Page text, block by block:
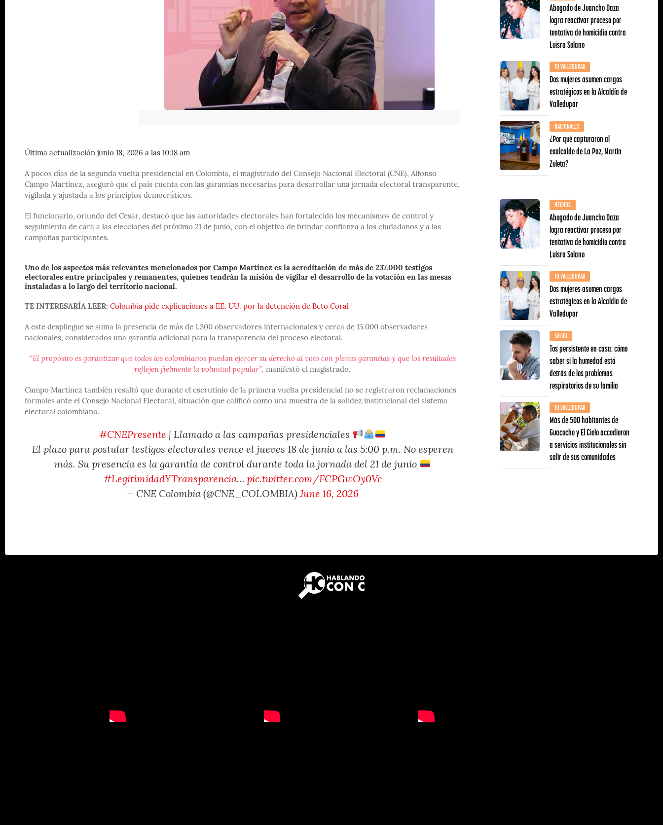
Última actualización junio 18, 2026 a las 10:18 am
A pocos días de la segunda vuelta presidencial en Colombia, el magistrado del Consejo Nacional Electoral (CNE), Alfonso
Campo Martínez, aseguró que el país cuenta con las garantías necesarias para desarrollar una jornada electoral transparente,
vigilada y ajustada a los principios democráticos.
El funcionario, oriundo del Cesar, destacó que las autoridades electorales han fortalecido los mecanismos de control y
seguimiento de cara a las elecciones del próximo 21 de junio, con el objetivo de brindar confianza a los ciudadanos y a las
campañas participantes.
Uno de los aspectos más relevantes mencionados por Campo Martínez es la acreditación de más de 237.000 testigos
electorales entre principales y remanentes, quienes tendrán la misión de vigilar el desarrollo de la votación en las mesas
instaladas a lo largo del territorio nacional.
TE INTERESARÍA LEER: Colombia pide explicaciones a EE. UU. por la detención de Beto Coral
A este despliegue se suma la presencia de más de 1.300 observadores internacionales y cerca de 15.000 observadores
nacionales, considerados una garantía adicional para la transparencia del proceso electoral.
“El propósito es garantizar que todos los colombianos puedan ejercer su derecho al voto con plenas garantías y que los resultados
reflejen fielmente la voluntad popular”, manifestó el magistrado.
Campo Martínez también resaltó que durante el escrutinio de la primera vuelta presidencial no se registraron reclamaciones
formales ante el Consejo Nacional Electoral, situación que calificó como una muestra de la solidez institucional del sistema
electoral colombiano.
#CNEPresente | Llamado a las campañas presidenciales
El plazo para postular testigos electorales vence el jueves 18 de junio a las 5:00 p.m. No esperen
más. Su presencia es la garantía de control durante toda la jornada del 21 de junio
#LegitimidadYTransparencia… pic.twitter.com/FCPGwOy0Vc
— CNE Colombia (@CNE_COLOMBIA)June 16, 2026
Abogado de Juancho Daza
logra reactivar proceso por
tentativa de homicidio contra
Luisra Solano
TU VALLEDUPAR
Dos mujeres asumen cargos
estratégicos en la Alcaldía de
Valledupar
NACIONALES
¿Por qué capturaron al
exalcalde de La Paz, Martín
Zuleta?
HECHOS
Abogado de Juancho Daza
logra reactivar proceso por
tentativa de homicidio contra
Luisra Solano
TU VALLEDUPAR
Dos mujeres asumen cargos
estratégicos en la Alcaldía de
Valledupar
SALUD
Tos persistente en casa: cómo
saber si la humedad está
detrás de los problemas
respiratorios de su familia
TU VALLEDUPAR
Más de 500 habitantes de
Guacoche y El Cielo accedieron
a servicios institucionales sin
salir de sus comunidades